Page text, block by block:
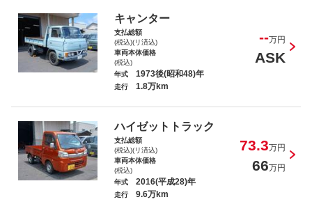
キャンター
支払総額
(税込)(リ済込)
--万円
車両本体価格
(税込)
ASK
年式 1973後(昭和48)年
走行 1.8万km
ハイゼットトラック
支払総額
(税込)(リ済込)
73.3万円
車両本体価格
(税込)
66万円
年式 2016(平成28)年
走行 9.6万km